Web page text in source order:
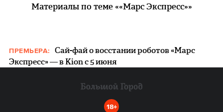
Материалы по теме ««Марс Экспресс»»
ПРЕМЬЕРА:
Сай-фай о восстании роботов «Марс
Экспресс» — в Kion с 5 июня
18+